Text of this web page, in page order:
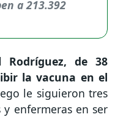
a 213.392
Rodríguez, de 38
la vacuna en el
le siguieron tres
y enfermeras en ser